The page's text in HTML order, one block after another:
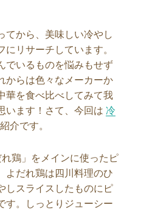
てから、美味しい冷やし
リサーチしています。
でいるものを悩みもせず
からは色々なメーカーか
華を食べ比べしてみて我
います！さて、今回は冷
介です。
鶏」をメインに使ったピ
よだれ鶏は四川料理のひ
しスライスしたものにピ
す。しっとりジューシー